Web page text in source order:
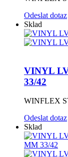
Odeslat dotaz
Sklad
VINYL
33/42
WINFLEX
Odeslat dotaz
Sklad